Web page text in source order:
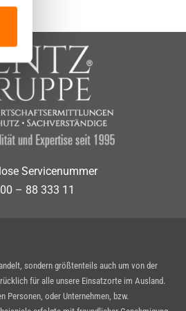
Servicenummer
– 88 333 11
sondern größtenteils auch um von der
für alle unsere Einsatzorte im Ausland.
Personen, oder Unternehmen, bzw.